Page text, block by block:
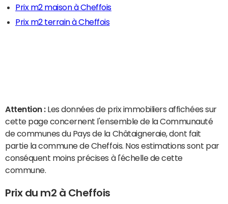
Prix m2 maison à Cheffois
Prix m2 terrain à Cheffois
Attention : Les données de prix immobiliers affichées sur
cette page concernent l'ensemble de la Communauté
de communes du Pays de la Châtaigneraie, dont fait
partie la commune de Cheffois. Nos estimations sont par
conséquent moins précises à l'échelle de cette
commune.
Prix du m2 à Cheffois